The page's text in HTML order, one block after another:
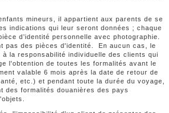
mineurs, il appartient aux parents de se
indications qui leur seront données ; chaque
d’identité personnelle avec photographie.
pas des pièces d'identité. En aucun cas, le
la responsabilité individuelle des clients qui
l'obtention de toutes les formalités avant le
valable 6 mois après la date de retour de
etc.) et pendant toute la durée du voyage,
des formalités douanières des pays